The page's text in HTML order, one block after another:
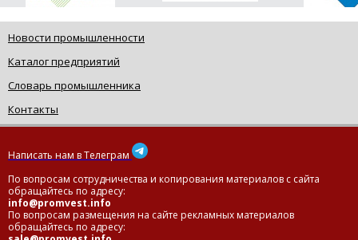
Новости промышленности
Каталог предприятий
Словарь промышленника
Контакты
Написать нам в Телеграм
По вопросам сотрудничества и копирования материалов с сайта
обращайтесь по адресу:
info@promvest.info
По вопросам размещения на сайте рекламных материалов
обращайтесь по адресу: